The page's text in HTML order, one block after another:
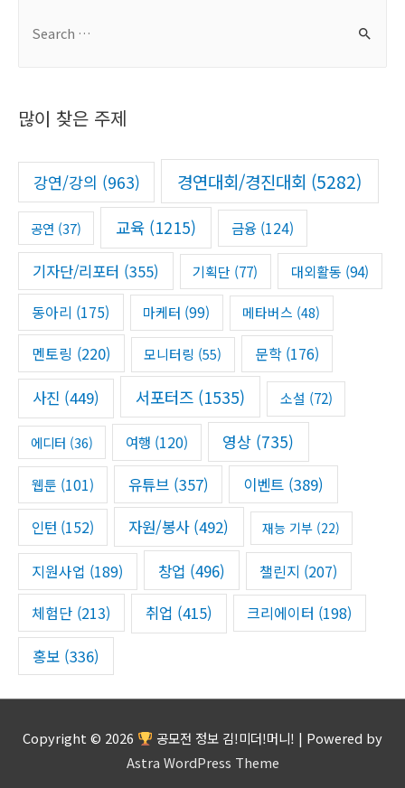
c
f
:
많이 찾은 주제
강연/강의 (963) 경연대회/경진대회 (5282)
공연 (37) 교육(1215) 금융(124)
기자단/리포터 (355) 기획단 (77) 대외활동 (94)
동아리 (175) 마케터 (99) 메타버스 (48)
멘토링 (220) 모니터링 (55) 문학(176)
사진 (449) 서포터즈 (1535) 소설 (72)
에디터 (36) 여행 (120) 영상 (735)
웹툰 (101) 유튜브(357) 이벤트 (389)
인턴 (152) 자원/봉사(492) 재능 기부 (22)
지원사업 (189) 창업 (496) 챌린지 (207)
체험단 (213) 취업 (415) 크리에이터 (198)
홍보(336)
Copyright © 2026 공모전 정보 김!미더!머니! | Powered by
Astra WordPress Theme